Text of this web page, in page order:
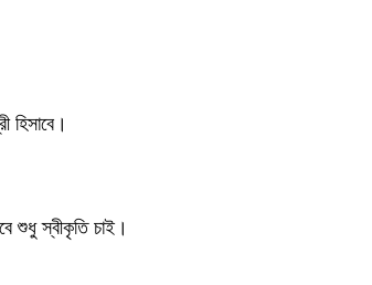
শুধু স্বীকৃতি চাই।